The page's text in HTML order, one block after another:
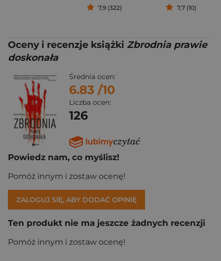
7,9 (322) 7,7 (10)
Oceny i recenzje książki Zbrodnia prawie
doskonała
Średnia ocen:
6.83 /10
Liczba ocen:
126
Powiedz nam, co myślisz!
Pomóż innym i zostaw ocenę!
ZALOGUJ SIĘ, ABY DODAĆ OPINIĘ
Ten produkt nie ma jeszcze żadnych recenzji
Pomóż innym i zostaw ocenę!